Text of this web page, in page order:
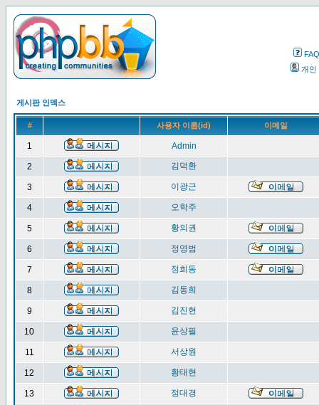
FAQ
개인
게시판 인덱스
# 사용자 이름(id) 이메일
1 Admin
2 김덕환
3 이광근
4 오학주
5 황의권
6 정영범
7 정희동
8 김동희
9 김진현
10 윤상필
11 서상원
12 황태현
13 정대경